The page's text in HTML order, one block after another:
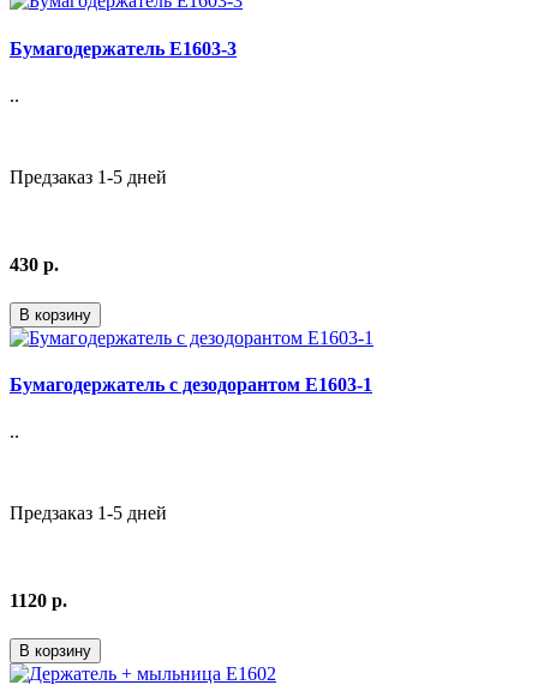
Бумагодержатель E1603-3
..
Предзаказ 1-5 дней
430 р.
В корзину
Бумагодержатель с дезодорантом E1603-1
..
Предзаказ 1-5 дней
1120 р.
В корзину